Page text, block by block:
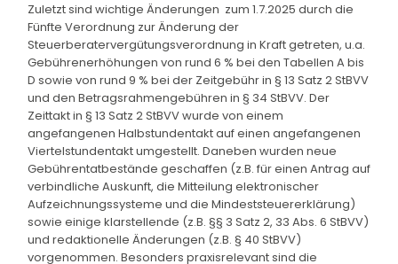
Zuletzt sind wichtige Änderungen zum 1.7.2025 durch die
Fünfte Verordnung zur Änderung der
Steuerberatervergütungsverordnung in Kraft getreten, u.a.
Gebührenerhöhungen von rund 6 % bei den Tabellen A bis
D sowie von rund 9 % bei der Zeitgebühr in § 13 Satz 2 StBVV
und den Betragsrahmengebühren in § 34 StBVV. Der
Zeittakt in § 13 Satz 2 StBVV wurde von einem
angefangenen Halbstundentakt auf einen angefangenen
Viertelstundentakt umgestellt. Daneben wurden neue
Gebührentatbestände geschaffen (z.B. für einen Antrag auf
verbindliche Auskunft, die Mitteilung elektronischer
Aufzeichnungssysteme und die Mindeststeuererklärung)
sowie einige klarstellende (z.B. §§ 3 Satz 2, 33 Abs. 6 StBVV)
und redaktionelle Änderungen (z.B. § 40 StBVV)
vorgenommen. Besonders praxisrelevant sind die